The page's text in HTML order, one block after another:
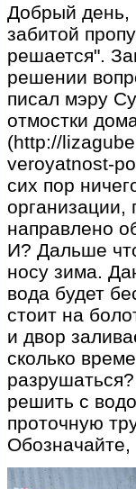
Добрый день,
забитой
решается".
решении
писал мэру
отмостки
(http://
veroyatnost-
сих пор
направлено
И? Дальше
носу зима.
вода будет
стоит на
и двор
сколько
решить с
проточную